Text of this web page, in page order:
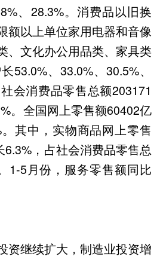
、28.3%。消费品以旧换
额以上单位家用电器和音像
、文化办公用品类、家具类
53.0%、33.0%、30.5%、
会消费品零售总额203171
。全国网上零售额60402亿
其中，实物商品网上零售
，占社会消费品零售总
1-5月份，服务零售额同比
继续扩大，制造业投资增